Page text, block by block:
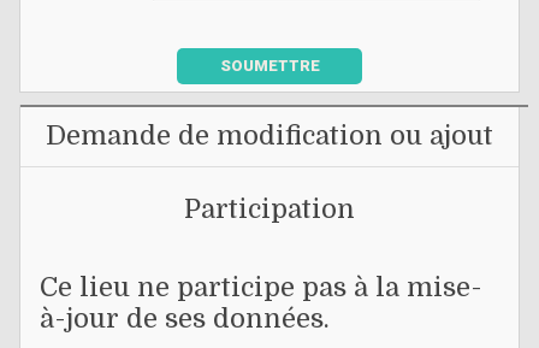
SOUMETTRE
Demande de modification ou ajout
Participation
Ce lieu ne participe pas à la mise-
à-jour de ses données.